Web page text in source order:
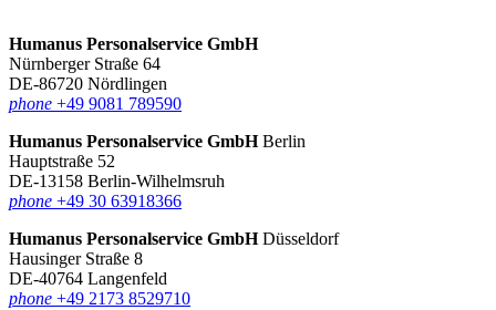
Humanus Personalservice GmbH
Nürnberger Straße 64
DE-86720 Nördlingen
phone +49 9081 789590
Humanus Personalservice GmbHBerlin
Hauptstraße 52
DE-13158 Berlin-Wilhelmsruh
phone +49 30 63918366
Humanus Personalservice GmbHDüsseldorf
Hausinger Straße 8
DE-40764 Langenfeld
phone +49 2173 8529710